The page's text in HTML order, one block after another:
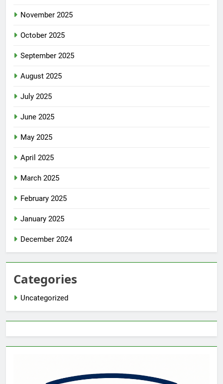
November 2025
October 2025
September 2025
August 2025
July 2025
June 2025
May 2025
April 2025
March 2025
February 2025
January 2025
December 2024
Categories
Uncategorized